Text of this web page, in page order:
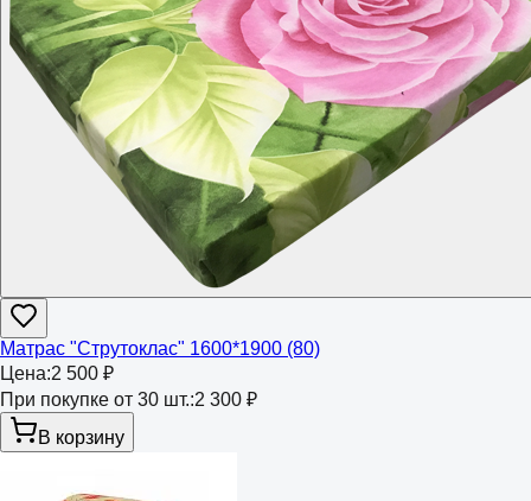
Матрас "Струтоклас" 1600*1900 (80)
Цена:2 500 ₽
При покупке от 30 шт.:2 300 ₽
В корзину